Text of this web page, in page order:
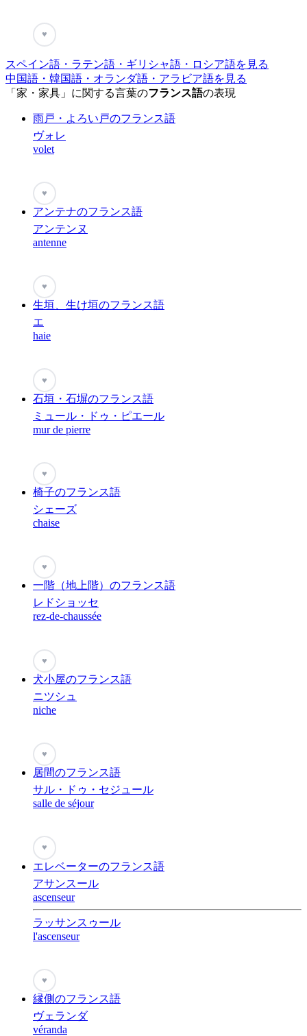
♥
スペイン語・ラテン語・ギリシャ語・ロシア語を見る
中国語・韓国語・オランダ語・アラビア語を見る
「家・家具」に関する言葉のフランス語の表現
雨戸・よろい戸のフランス語
ヴォレ
volet
♥
アンテナのフランス語
アンテンヌ
antenne
♥
生垣、生け垣のフランス語
エ
haie
♥
石垣・石塀のフランス語
ミュール・ドゥ・ピエール
mur de pierre
♥
椅子のフランス語
シェーズ
chaise
♥
一階（地上階）のフランス語
レドショッセ
rez-de-chaussée
♥
犬小屋のフランス語
ニツシュ
niche
♥
居間のフランス語
サル・ドゥ・セジュール
salle de séjour
♥
エレベーターのフランス語
アサンスール
ascenseur
ラッサンスゥール
l'ascenseur
♥
縁側のフランス語
ヴェランダ
véranda